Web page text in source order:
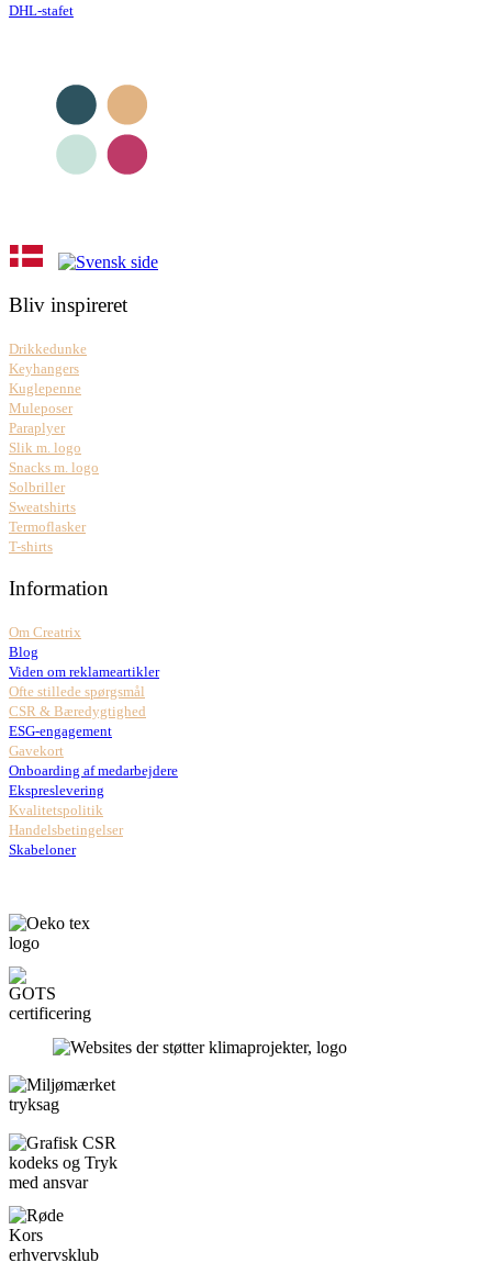
DHL-stafet
Bliv inspireret
Drikkedunke
Keyhangers
Kuglepenne
Muleposer
Paraplyer
Slik m. logo
Snacks m. logo
Solbriller
Sweatshirts
Termoflasker
T-shirts
Information
Om Creatrix
Blog
Viden om reklameartikler
Ofte stillede spørgsmål
CSR & Bæredygtighed
ESG-engagement
Gavekort
Onboarding af medarbejdere
Ekspreslevering
Kvalitetspolitik
Handelsbetingelser
Skabeloner